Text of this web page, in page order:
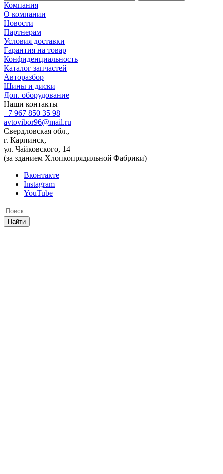
Компания
О компании
Новости
Партнерам
Условия доставки
Гарантия на товар
Конфиденциальность
Каталог запчастей
Авторазбор
Шины и диски
Доп. оборудование
Наши контакты
+7 967 850 35 98
avtovibor96@mail.ru
Свердловская обл.,
г. Карпинск,
ул. Чайковского, 14
(за зданием Хлопкопрядильной Фабрики)
Вконтакте
Instagram
YouTube
Найти